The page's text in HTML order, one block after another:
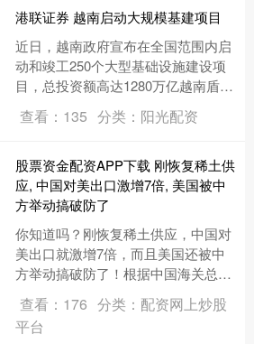
港联证券 越南启动大规模基建项目
近日，越南政府宣布在全国范围内启
动和竣工250个大型基础设施建设项
目，总投资额高达1280万亿越南盾
为实现年度经济增长目标、推....
查看：135 分类：阳光配资
股票资金配资APP下载 刚恢复稀土供
应, 中国对美出口激增7倍, 美国被中
方举动搞破防了
你知道吗？刚恢复稀土供应，中国对
美出口就激增7倍，而且美国还被中
方举动搞破防了！根据中国海关总署
达成贸易协议后，稀土供应出现开
闸....
查看：176 分类：配资网上炒股
平台